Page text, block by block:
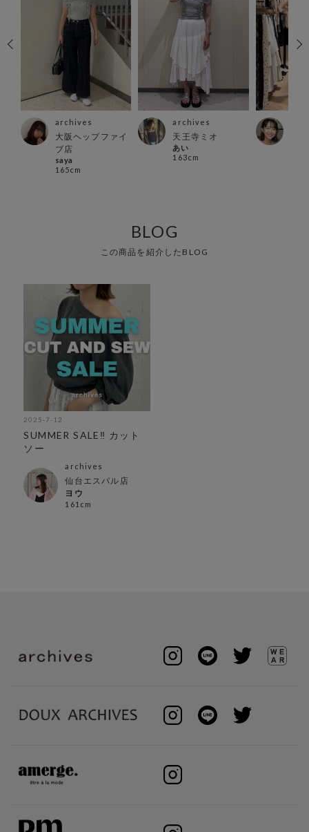
archives
大阪ヘップファイ
ブ店
saya
165cm
archives
天王寺ミオ
あい
163cm
BLOG
この商品を紹介したBLOG
2025-7-12
SUMMER SALE‼︎ カット
ソー
archives
仙台エスパル店
ヨウ
161cm